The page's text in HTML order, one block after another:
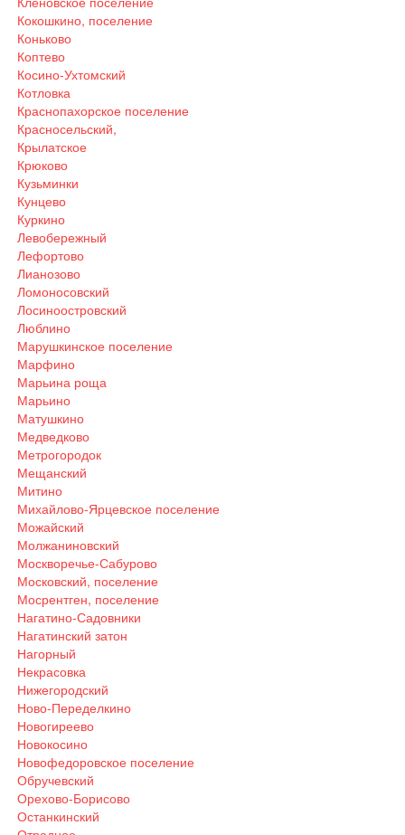
Кокошкино, поселение
Коньково
Коптево
Косино-Ухтомский
Котловка
Краснопахорское поселение
Красносельский,
Крылатское
Крюково
Кузьминки
Кунцево
Куркино
Левобережный
Лефортово
Лианозово
Ломоносовский
Лосиноостровский
Люблино
Марушкинское поселение
Марфино
Марьина роща
Марьино
Матушкино
Медведково
Метрогородок
Мещанский
Митино
Михайлово-Ярцевское поселение
Можайский
Молжаниновский
Москворечье-Сабурово
Московский, поселение
Мосрентген, поселение
Нагатино-Садовники
Нагатинский затон
Нагорный
Некрасовка
Нижегородский
Ново-Переделкино
Новогиреево
Новокосино
Новофедоровское поселение
Обручевский
Орехово-Борисово
Останкинский